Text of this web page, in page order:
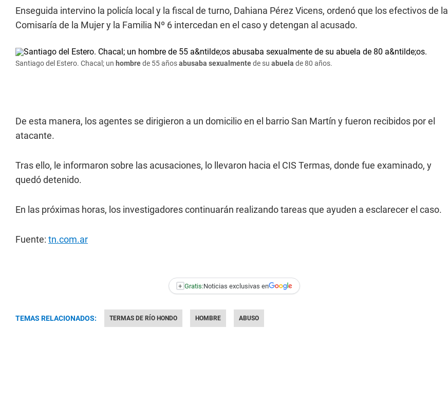
Enseguida intervino la policía local y la fiscal de turno, Dahiana Pérez Vicens, ordenó que los efectivos de la
Comisaría de la Mujer y la Familia Nº 6 intercedan en el caso y detengan al acusado.
Santiago del Estero. Chacal; un hombrede 55 añosabusaba sexualmentede su abuela de 80 años.
De esta manera, los agentes se dirigieron a un domicilio en el barrio San Martín y fueron recibidos por el
atacante.
Tras ello, le informaron sobre las acusaciones, lo llevaron hacia el CIS Termas, donde fue examinado, y
quedó detenido.
En las próximas horas, los investigadores continuarán realizando tareas que ayuden a esclarecer el caso.
Fuente: tn.com.ar
+ Gratis:Noticias exclusivas en
TEMAS RELACIONADOS: TERMAS DE RÍO HONDO HOMBRE ABUSO